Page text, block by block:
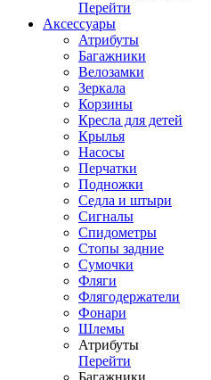
Перейти
Аксессуары
Атрибуты
Багажники
Велозамки
Зеркала
Корзины
Кресла для детей
Крылья
Насосы
Перчатки
Подножки
Седла и штыри
Сигналы
Спидометры
Стопы задние
Сумочки
Фляги
Флягодержатели
Фонари
Шлемы
Атрибуты
Перейти
Багажники